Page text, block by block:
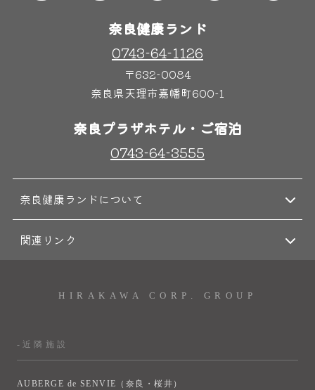
奈良わんぱくランド奈良健康ランド
0743-64-1126
〒632-0084
奈良県天理市嘉幡町600-1
奈良プラザホテル・ご宿泊
0743-64-3555
奈良健康ランドについて
関連リンク
HIRAKAWA CORP. GROUP
-近隣施設
AUBERGE de SENVIE（奈良・桜井）